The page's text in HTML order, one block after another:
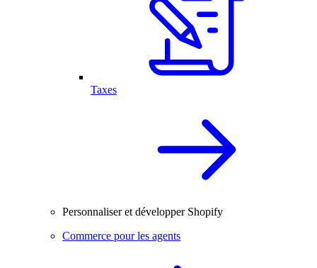
Taxes
Personnaliser et développer Shopify
Commerce pour les agents